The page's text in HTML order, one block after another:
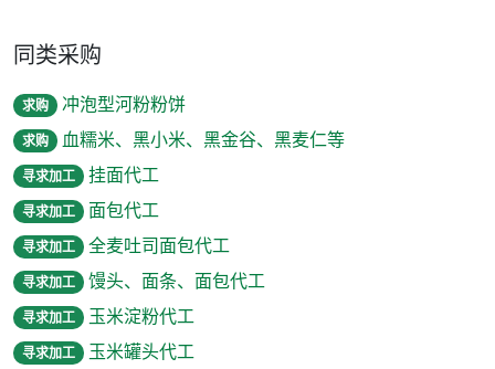
同类采购
求购 冲泡型河粉粉饼
求购 血糯米、黑小米、黑金谷、黑麦仁等
寻求加工 挂面代工
寻求加工 面包代工
寻求加工 全麦吐司面包代工
寻求加工 馒头、面条、面包代工
寻求加工 玉米淀粉代工
寻求加工 玉米罐头代工